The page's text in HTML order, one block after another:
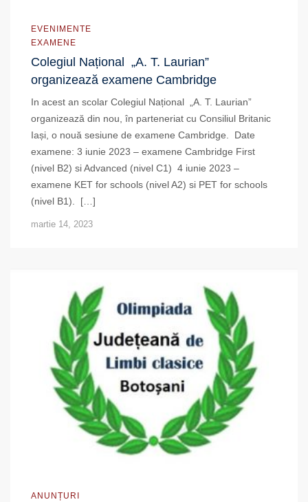
EVENIMENTE
EXAMENE
Colegiul Național „A. T. Laurian”
organizează examene Cambridge
In acest an scolar Colegiul Național „A. T. Laurian”
organizează din nou, în parteneriat cu Consiliul Britanic
Iași, o nouă sesiune de examene Cambridge. Date
examene: 3 iunie 2023 – examene Cambridge First
(nivel B2) si Advanced (nivel C1) 4 iunie 2023 –
examene KET for schools (nivel A2) si PET for schools
(nivel B1). […]
martie 14, 2023
ANUNȚURI